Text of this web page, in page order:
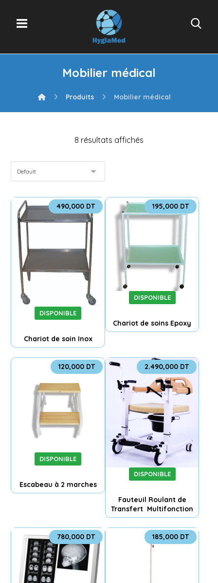
Mobilier médical
Produits Mobilier médical
8 résultats affichés
DISPONIBLE
Chariot de soin Inox
490,000 DT
DISPONIBLE
Chariot de soins Epoxy
195,000 DT
DISPONIBLE
Escabeau à 2 marches
120,000 DT
DISPONIBLE
Fauteuil Roulant de
Transfert Multifonction
2.490,000 DT
780,000 DT 185,000 DT